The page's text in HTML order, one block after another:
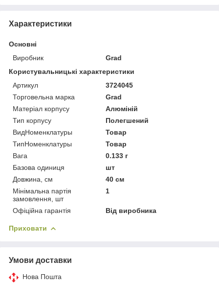
Характеристики
Основні
Виробник
Grad
Користувальницькі характеристики
Артикул
3724045
Торговельна марка
Grad
Матеріал корпусу
Алюміній
Тип корпусу
Полегшений
ВидНоменклатуры
Товар
ТипНоменклатуры
Товар
Вага
0.133 г
Базова одиниця
шт
Довжина, см
40 см
Мінімальна партія
замовлення, шт
1
Офіційна гарантія Від виробника
Приховати
Умови доставки
Нова Пошта